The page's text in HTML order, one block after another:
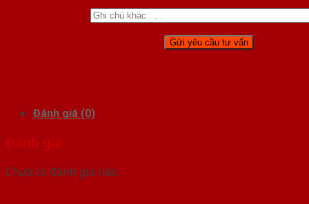
Đánh giá (0)
Đánh giá
Chưa có đánh giá nào.